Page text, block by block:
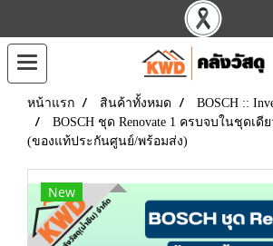
หน้าแรก สินค้าทั้งหมด
BOSCH ::
BOSCH ชุด Renovate 1 ครบจบในชุดเดี
(ของแท้ประกันศูนย์/พร้อมส่ง)
New